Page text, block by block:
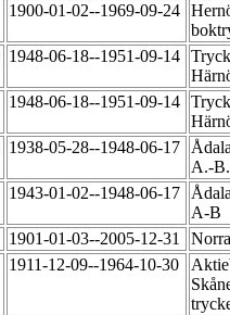
1900-01-02--1969-09-24
1948-06-18--1951-09-14
1948-06-18--1951-09-14
1938-05-28--1948-06-17
A.-
1943-01-02--1948-06-17
A-B
1901-01-03--2005-12-31
1911-12-09--1964-10-30